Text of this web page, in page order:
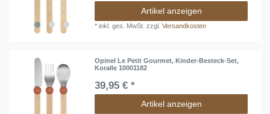
Artikel anzeigen
*inkl. ges. MwSt. zzgl.Versandkosten
Opinel Le Petit Gourmet, Kinder-Besteck-Set,
Koralle 10001182
39,95 € *
Artikel anzeigen